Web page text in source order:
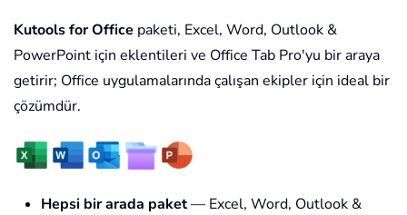
Kutools for Office paketi, Excel, Word, Outlook &
PowerPoint için eklentileri ve Office Tab Pro'yu bir araya
getirir; Office uygulamalarında çalışan ekipler için ideal bir
çözümdür.
Hepsi bir arada paket— Excel, Word, Outlook &